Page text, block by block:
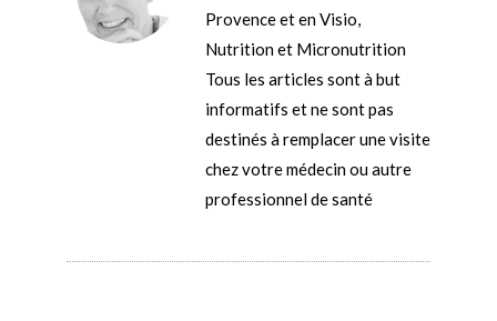
Provence et en Visio,
Nutrition et Micronutrition
Tous les articles sont à but
informatifs et ne sont pas
destinés à remplacer une visite
chez votre médecin ou autre
professionnel de santé